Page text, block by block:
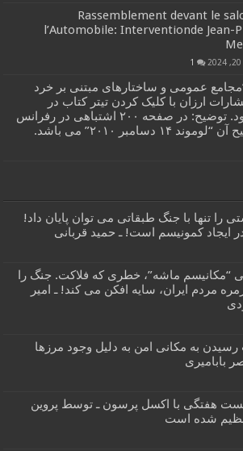
Rassemblement devant le
l’Automobile: Interventionde Jean-
1
عمومی و ساختارهای مبتنی بر خرد
ارزان با کلیک کردن تیتر کتاب در
صفحه ای که باز می شود. توضیح: در صفحه ۲۰۰ اشتباهی در رفرانس
را تنها با جنگ طبقاتی می توان پایان داد!
ایجاد کمونیسم است! ـ حمید قربانی
“مکانیسم ماشه”، خطری که فلاکت. جنگ را
مردم ایران، سایه افکن می کند! ـ امیر
رسیدن به مکانی امن به دلیل وجود مرزها
بابامیری
هفتگی با اکسل پرسون ـ توسط پروین
شده است